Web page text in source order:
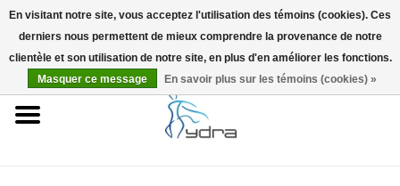
EUR
Accueil
En visitant notre site, vous acceptez l'utilisation des témoins (cookies). Ces
derniers nous permettent de mieux comprendre la provenance de notre
clientèle et son utilisation de notre site, en plus d'en améliorer les fonctions.
Masquer ce message
En savoir plus sur les témoins (cookies) »